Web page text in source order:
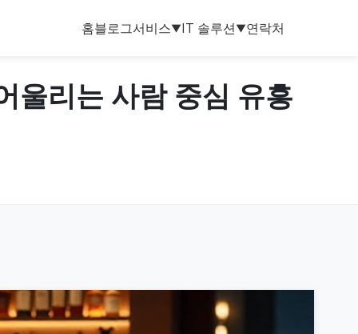
홈블로그서비스▼IT 솔루션▼연락처
울리는 사람 중심 유흥